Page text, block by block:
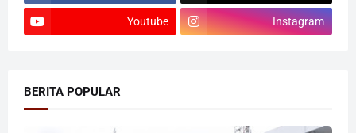
Youtube Instagram
BERITA POPULAR